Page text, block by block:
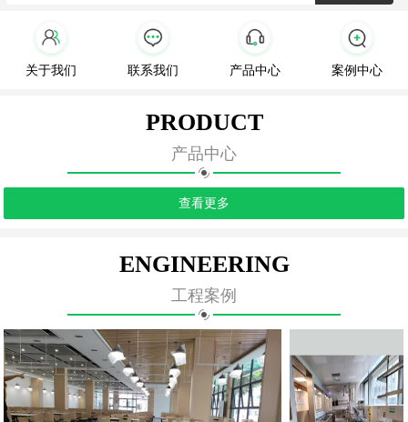
关于我们 联系我们 产品中心 案例中心
PRODUCT
产品中心
查看更多
ENGINEERING
工程案例